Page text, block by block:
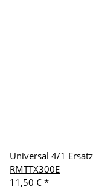
Universal 4/1
RMTTX300E
11,50 € *